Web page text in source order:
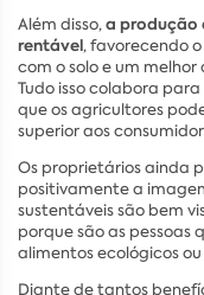
Além disso,a produção
rentável, favorecendo
com o solo e um
Tudo isso colabora para
que os agricultores
superior aos
Os proprietários ainda
positivamente a
sustentáveis são bem
porque são as pessoas
alimentos ecológicos
Diante de tantos